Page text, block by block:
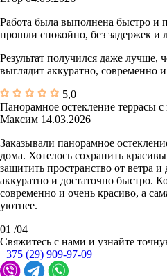
Работа была выполнена быстро и
прошли спокойно, без задержек и
Результат получился даже
выглядит аккуратно, современно
5,0
Панорамное остекление террасы
Максим 14.03.2026
Заказывали панорамное
дома. Хотелось сохранить
защитить пространство от ветра
аккуратно и достаточно быстро.
современно и очень красиво, а
уютнее.
01 /04
Свяжитесь с нами и узнайте
+375 (29) 909-97-09